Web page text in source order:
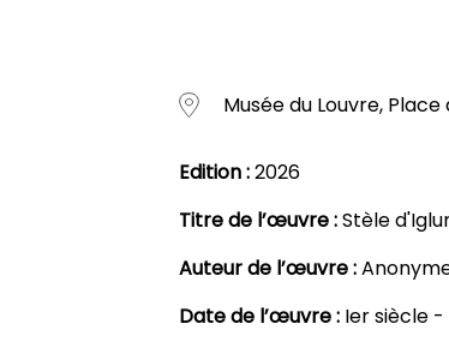
Musée du Louvre,
Edition :2026
Titre de l’œuvre :Stèle
Auteur de l’œuvre :
Date de l’œuvre : Ier siècle